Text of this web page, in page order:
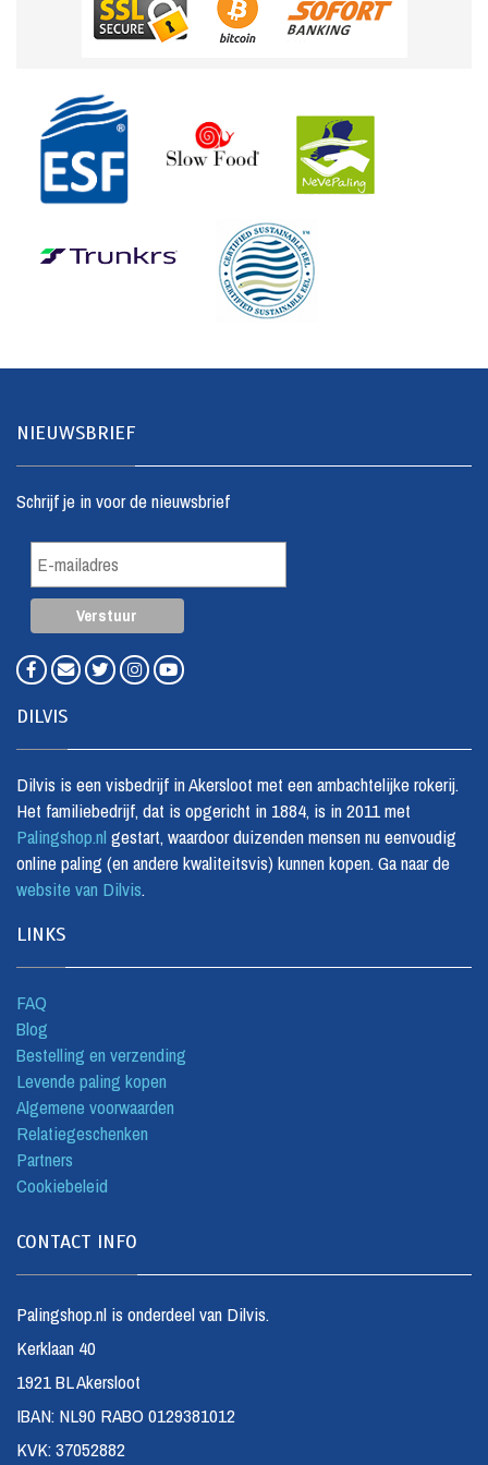
NIEUWSBRIEF
Schrijf je in voor de nieuwsbrief
DILVIS
Dilvis is een visbedrijf in Akersloot met een ambachtelijke rokerij.
Het familiebedrijf, dat is opgericht in 1884, is in 2011 met
Palingshop.nl gestart, waardoor duizenden mensen nu eenvoudig
online paling (en andere kwaliteitsvis) kunnen kopen. Ga naar de
website van Dilvis.
LINKS
FAQ
Blog
Bestelling en verzending
Levende paling kopen
Algemene voorwaarden
Relatiegeschenken
Partners
Cookiebeleid
CONTACT INFO
Palingshop.nl is onderdeel van Dilvis.
Kerklaan 40
1921 BL Akersloot
IBAN: NL90 RABO 0129381012
KVK: 37052882